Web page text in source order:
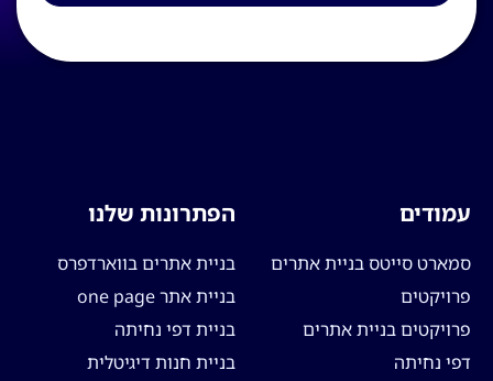
עמודים
סמארט סייטס בניית אתרים
פרויקטים
פרויקטים בניית אתרים
דפי נחיתה
הפתרונות שלנו
בניית אתרים בווארדפרס
בניית אתר one page
בניית דפי נחיתה
בניית חנות דיגיטלית